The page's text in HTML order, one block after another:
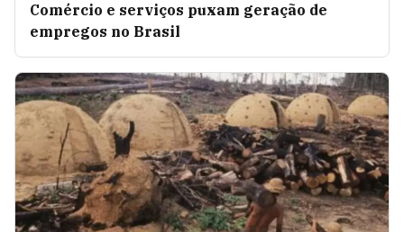
Comércio e serviços puxam geração de
empregos no Brasil